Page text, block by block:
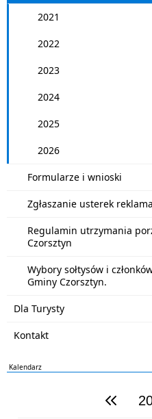
2021
2022
2023
2024
2025
2026
Formularze i wnioski
Zgłaszanie usterek
Regulamin utrzymania
Czorsztyn
Wybory sołtysów i
Gminy Czorsztyn.
Dla Turysty
Kontakt
Kalendarz
poprzedni rok